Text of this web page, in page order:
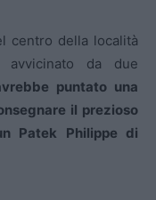
centro della località
avvicinato da due
puntato una
il prezioso
Patek Philippe di